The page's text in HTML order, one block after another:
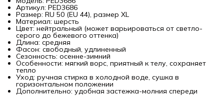
Артикул: PED3686
Размер: RU 50 (EU 44), размер XL
Материал: шерсть
Цвет: нейтральный (может варьироваться от светло-
серого до бежевого оттенка)
Длина: средняя
Фасон: свободный, удлиненный
Сезонность: осенне-зимний
Особенности: мягкий ворс, приятный к телу, сохраняет
тепло
Уход: ручная стирка в холодной воде, сушка в
горизонтальном положении
Дополнительно: удобная застежка-молния спереди